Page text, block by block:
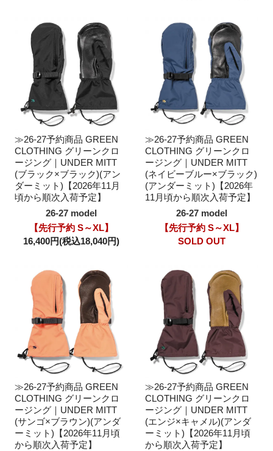
≫26-27予約商品 GREEN
CLOTHING グリーンクロ
ージング｜UNDER MITT
(ブラック×ブラック)(アン
ダーミット)【2026年11月
頃から順次入荷予定】
26-27 model
【先行予約 S～XL】
16,400円(税込18,040円)
≫26-27予約商品 GREEN
CLOTHING グリーンクロ
ージング｜UNDER MITT
(ネイビーブルー×ブラック)
(アンダーミット)【2026年
11月頃から順次入荷予定】
26-27 model
【先行予約 S～XL】
SOLD OUT
≫26-27予約商品 GREEN
CLOTHING グリーンクロ
ージング｜UNDER MITT
(サンゴ×ブラウン)(アンダ
ーミット)【2026年11月頃
から順次入荷予定】
≫26-27予約商品 GREEN
CLOTHING グリーンクロ
ージング｜UNDER MITT
(エンジ×キャメル)(アンダ
ーミット)【2026年11月頃
から順次入荷予定】